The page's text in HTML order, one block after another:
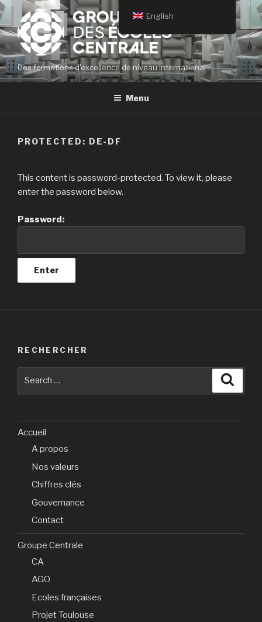
Skip
to
content
Des formations d'excellence de niveau international
Menu
PROTECTED: DE-DF
This content is password-protected. To view it, please
enter the password below.
Password:
RECHERCHER
Accueil
A propos
Nos valeurs
Chiffres clés
Gouvernance
Contact
Groupe Centrale
CA
AGO
Ecoles françaises
Projet Toulouse
English